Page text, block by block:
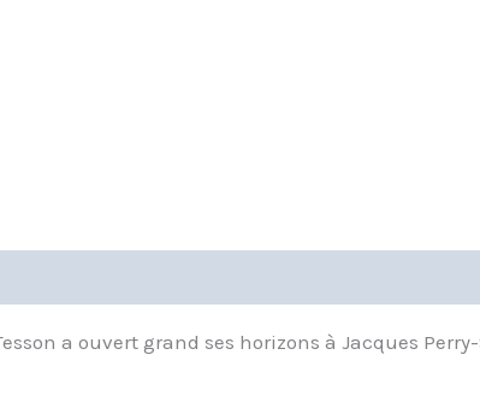
a ouvert grand ses horizons à Jacques